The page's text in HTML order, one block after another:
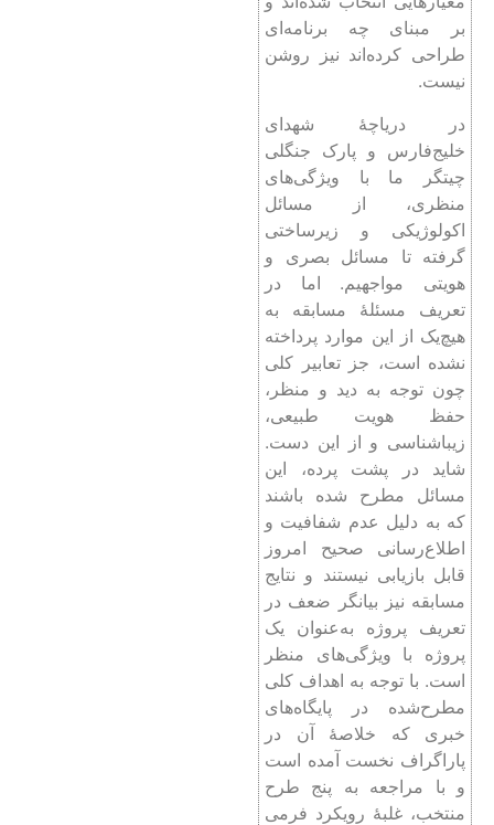
بر مبنای چه برنامه‌ای
طراحی کرده‌اند نیز روشن
نیست.
در دریاچۀ شهدای
خلیج‌فارس و پارک جنگلی
چیتگر ما با ویژگی‌های
منظری، از مسائل
اکولوژیکی و زیرساختی
گرفته تا مسائل بصری و
هویتی مواجهیم. اما در
تعریف مسئلۀ مسابقه به
هیچ‌یک از این موارد پرداخته
نشده ‌است، جز تعابیر کلی
چون توجه به دید و منظر،
حفظ هویت طبیعی،
زیباشناسی و از این دست.
شاید در پشت پرده، این
مسائل مطرح شده باشند
که به دلیل عدم شفافیت و
اطلاع‌رسانی صحیح امروز
قابل بازیابی نیستند و نتایج
مسابقه نیز بیانگر ضعف در
تعریف پروژه به‌عنوان یک
پروژه با ویژگی‌های منظر
است. با توجه به اهداف کلی
مطرح‌شده در پایگاه‌های
خبری که خلاصۀ آن در
پاراگراف نخست آمده ‌است
و با مراجعه به پنج طرح
منتخب، غلبۀ رویکرد فرمی